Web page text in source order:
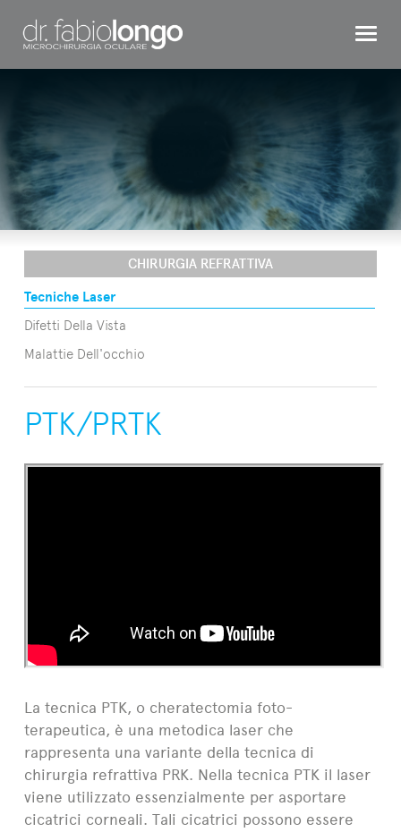
OCCHIO BAMBINO
INTERVENTI
TESTIMONIAL
DR. LONGO
CHIRURGIA REFRATTIVA
Tecniche Laser
Difetti Della Vista
Malattie Dell'occhio
PTK/PRTK
La tecnica PTK, o cheratectomia foto-
terapeutica, è una metodica laser che
rappresenta una variante della tecnica di
chirurgia refrattiva PRK. Nella tecnica PTK il laser
viene utilizzato essenzialmente per asportare
cicatrici corneali. Tali cicatrici possono essere